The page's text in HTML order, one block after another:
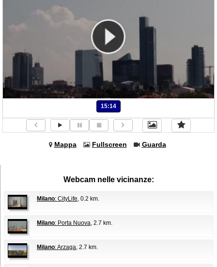
15:14
Mappa Fullscreen Guarda
Webcam nelle vicinanze:
Milano: CityLife , 0.2 km.
Milano: Porta Nuova , 2.7 km.
Milano: Arzaga , 2.7 km.